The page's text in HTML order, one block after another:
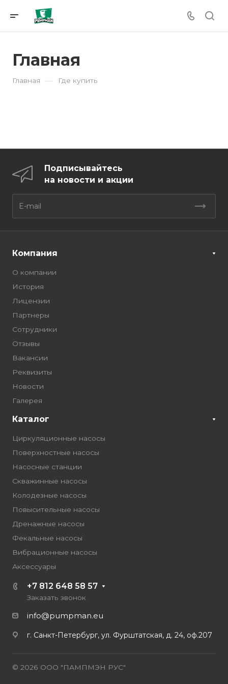
Главная
Главная — Где купить
Подписывайтесь
на новости и акции
Компания
О компании
История
Лицензии
Партнеры
Сотрудники
Отзывы
Вакансии
Реквизиты
Новости
Галерея
Каталог
Циркуляционные насосы
Поверхностные насосы
Насосные станции
Скважинные насосы
Колодезные насосы
Повысительные насосы
Дренажные насосы
Фекальные насосы
Вибрационные насосы
Аксессуары
+7 812 648 58 57
Заказать звонок
info@pumpman.eu
г. Санкт-Петербург, ул. Фурштатская, д. 24, оф.207
© 2026 ООО "ПАМПМЭН РУС"